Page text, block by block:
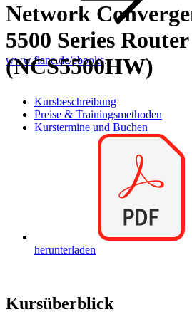
www.flane.de/ebooks.
Network
5500 Series Router
(NCS5500HW)
Kursbeschreibung
Preise & Trainingsmethoden
Kurstermine und Buchen
herunterladen
Kursüberblick